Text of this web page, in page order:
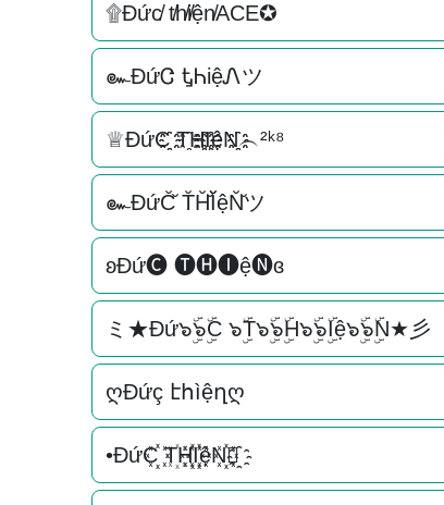
۩Đức̸ t̸h̸i̸ện̸ACE✪
๛ĐứᏣ ᎿᏂiệᏁツ
♕ĐứC҈҈ T҈H҈҈I҈҈ệN҈҈︵²ᵏ⁸
๛ĐứC̆̆ T̆H̆̆Ĭ̆ệN̆̆ツ
ʚĐứ🅒 🅣🅗🅘ệ🅝ɞ
ミ★Đứ๖ۣۜ๖ۣۜC ๖ۣۜT๖ۣۜ๖ۣۜH๖ۣۜ๖ۣۜIệ๖ۣۜ๖ۣۜN★彡
ღĐứç էհìệղღ
•ĐứC꙰꙰ T꙰H꙰꙰I꙰꙰ệN꙰꙰✿҈